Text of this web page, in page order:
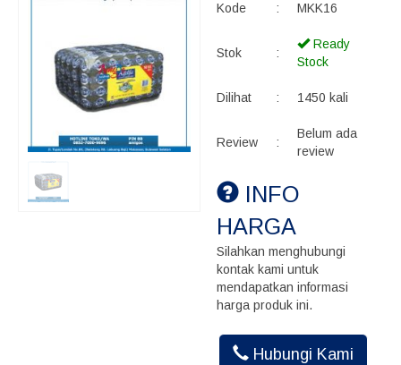
Kode : MKK16
Stok :
Ready
Stock
Dilihat : 1450 kali
Review :
Belum ada
review
INFO
HARGA
Silahkan menghubungi
kontak kami untuk
mendapatkan informasi
harga produk ini.
Hubungi Kami